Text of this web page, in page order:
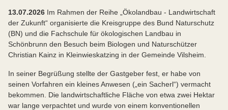
13.07.2026 Im Rahmen der Reihe „Ökolandbau - Landwirtschaft
der Zukunft“ organisierte die Kreisgruppe des Bund Naturschutz
(BN) und die Fachschule für ökologischen Landbau in
Schönbrunn den Besuch beim Biologen und Naturschützer
Christian Kainz in Kleinwieskatzing in der Gemeinde Vilsheim.
In seiner Begrüßung stellte der Gastgeber fest, er habe von
seinen Vorfahren ein kleines Anwesen („ein Sacherl“) vermacht
bekommen. Die landwirtschaftliche Fläche von etwa zwei Hektar
war lange verpachtet und wurde von einem konventionellen